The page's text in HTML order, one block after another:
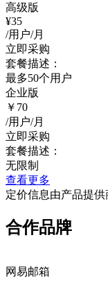
高级版
¥35
/用户/月
立即采购
套餐描述：
最多50个用户
企业版
￥70
/用户/月
立即采购
套餐描述：
无限制
查看更多
定价信息由产品提
合作品牌
网易邮箱